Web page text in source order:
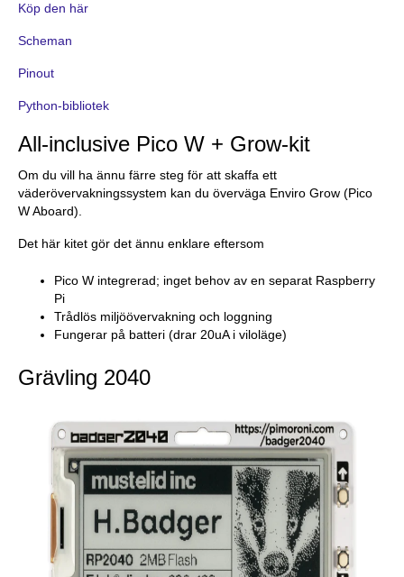
Köp den här
Scheman
Pinout
Python-bibliotek
All-inclusive Pico W + Grow-kit
Om du vill ha ännu färre steg för att skaffa ett
väderövervakningssystem kan du överväga Enviro Grow (Pico
W Aboard).
Det här kitet gör det ännu enklare eftersom
Pico W integrerad; inget behov av en separat Raspberry
Pi
Trådlös miljöövervakning och loggning
Fungerar på batteri (drar 20uA i viloläge)
Grävling 2040